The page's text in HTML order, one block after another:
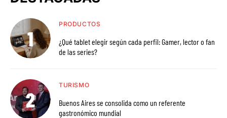
PRODUCTOS
¿Qué tablet elegir según cada perfil: Gamer, lector o fan
de las series?
TURISMO
Buenos Aires se consolida como un referente
gastronómico mundial